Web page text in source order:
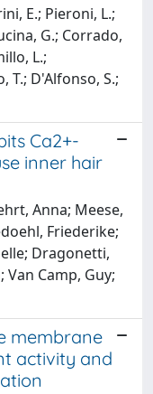
E.; Pieroni, L.;
G.; Corrado,
L.;
T.; D'Alfonso, S.;
Ca2+-
inner hair
Anna; Meese,
Friederike;
Dragonetti,
Camp, Guy;
membrane
activity and